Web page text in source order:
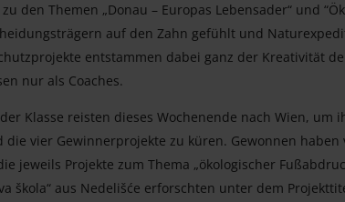
den Themen „Donau – Europas Lebensader“ und
auf den Zahn gefühlt und
entstammen dabei ganz der Kreativität
nur als Coaches.
Klasse reisten dieses Wochenende nach Wien, um
vier Gewinnerprojekte zu küren. Gewonnen haben
jeweils Projekte zum Thema „ökologischer
škola“ aus Nedelišće erforschten unter dem